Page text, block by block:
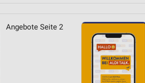
Angebote Seite 2